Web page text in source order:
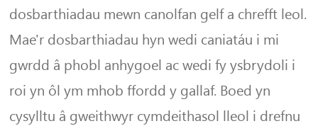
dosbarthiadau mewn canolfan gelf a chrefft leol.
Mae'r dosbarthiadau hyn wedi caniatáu i mi
gwrdd â phobl anhygoel ac wedi fy ysbrydoli i
roi yn ôl ym mhob ffordd y gallaf. Boed yn
cysylltu â gweithwyr cymdeithasol lleol i drefnu